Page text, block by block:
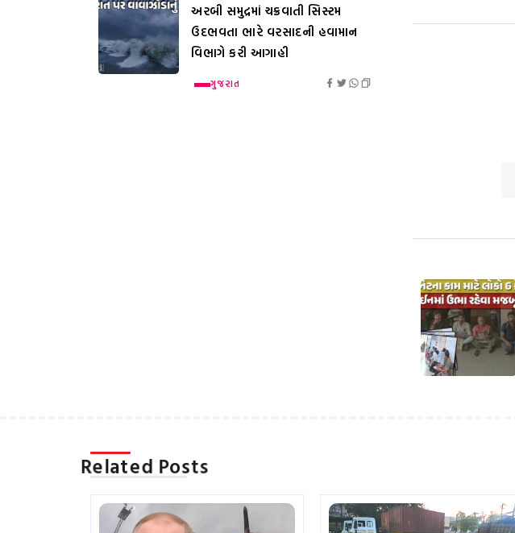
અરબી સમુદ્રમાં ચક્રવાતી સિસ્ટમ
ઉદભવતા ભારે વરસાદની હવામાન
વિભાગે કરી આગાહી
ગુજરાત
Related Posts